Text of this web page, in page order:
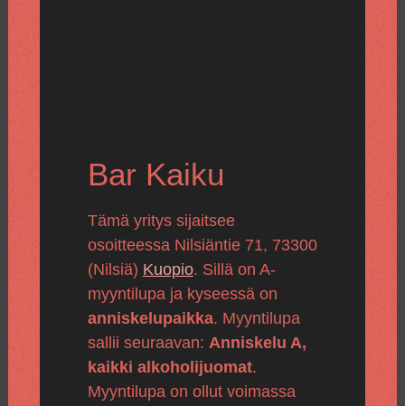
Bar Kaiku
Tämä yritys sijaitsee
osoitteessa Nilsiäntie 71, 73300
(Nilsiä) Kuopio. Sillä on A-
myyntilupa ja kyseessä on
anniskelupaikka. Myyntilupa
sallii seuraavan: Anniskelu A,
kaikki alkoholijuomat.
Myyntilupa on ollut voimassa